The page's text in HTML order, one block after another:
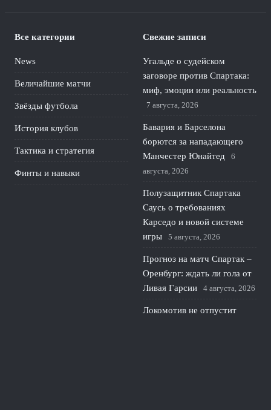
Все категории
News
Величайшие матчи
Звёзды футбола
История клубов
Тактика и стратегия
Финты и навыки
Свежие записи
Угальде о судейском
заговоре против Спартака:
миф, эмоции или реальность
7 августа, 2026
Бавария и Барселона
борются за нападающего
Манчестер Юнайтед
6
августа, 2026
Полузащитник Спартака
Саусь о требованиях
Карседо и новой системе
игры
5 августа, 2026
Прогноз на матч Спартак –
Оренбург: ждать ли гола от
Ливая Гарсии
4 августа, 2026
Локомотив не отпустит